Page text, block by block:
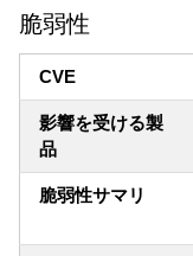
脆弱性
CVE
影響を受ける製
品
脆弱性サマリ